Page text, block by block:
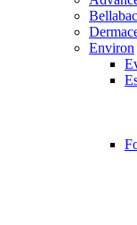
Environ